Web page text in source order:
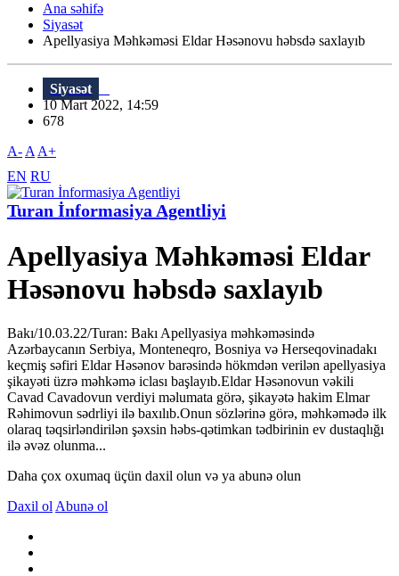
Ana səhifə
Siyasət
Apellyasiya Məhkəməsi Eldar Həsənovu həbsdə saxlayıb
Siyasət
10 Mart 2022, 14:59
678
A- A A+
EN RU
Turan İnformasiya Agentliyi
Apellyasiya Məhkəməsi Eldar
Həsənovu həbsdə saxlayıb
Bakı/10.03.22/Turan: Bakı Apellyasiya məhkəməsində
Azərbaycanın Serbiya, Monteneqro, Bosniya və Herseqovinadakı
keçmiş səfiri Eldar Həsənov barəsində hökmdən verilən apellyasiya
şikayəti üzrə məhkəmə iclası başlayıb.Eldar Həsənovun vəkili
Cavad Cavadovun verdiyi məlumata görə, şikayətə hakim Elmar
Rəhimovun sədrliyi ilə baxılıb.Onun sözlərinə görə, məhkəmədə ilk
olaraq təqsirləndirilən şəxsin həbs-qətimkan tədbirinin ev dustaqlığı
ilə əvəz olunma...
Daha çox oxumaq üçün daxil olun və ya abunə olun
Daxil ol Abunə ol